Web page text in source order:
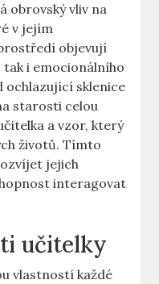
obrovský vliv na
v jejím‌
objevují
tak i emocionálního
ochlazující sklenice
starosti⁣ celou
a vzor, který
životů. Tímto‌
jejich
​interagovat
učitelky
vlastností ​každé